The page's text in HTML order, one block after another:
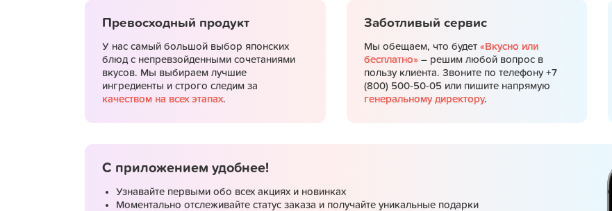
Самовывоз со скидкой
Превосходный продукт
У нас самый большой выбор японских
блюд с непревзойденными сочетаниями
вкусов. Мы выбираем лучшие
ингредиенты и строго следим за
качеством на всех этапах.
Заботливый сервис
Мы обещаем, что будет «Вкусно или
бесплатно»– решим любой вопрос в
пользу клиента. Звоните по телефону +7
(800) 500-50-05 или пишите напрямую
генеральному директору.
С приложением удобнее!
Узнавайте первыми обо всех акциях и новинках
Моментально отслеживайте статус заказа и получайте уникальные подарки